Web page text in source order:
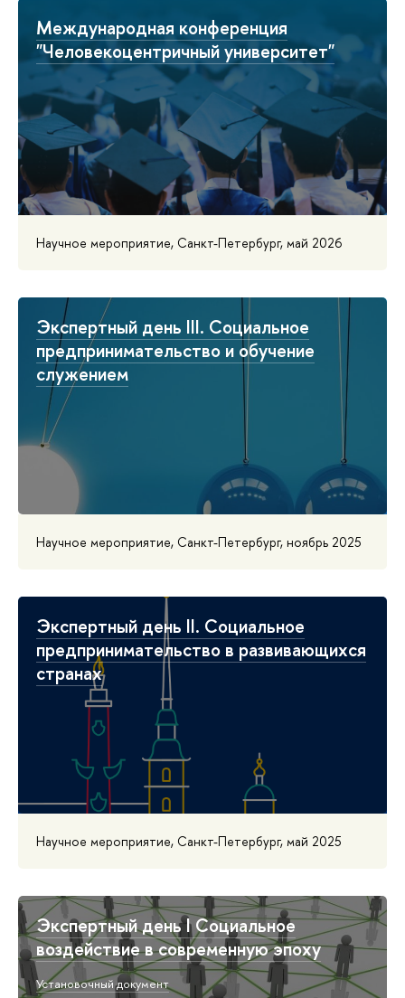
Международная конференция
"Человекоцентричный университет"
Научное мероприятие, Санкт-Петербург, май 2026
Экспертный день III. Социальное
предпринимательство и обучение
служением
Научное мероприятие, Санкт-Петербург, ноябрь 2025
Экспертный день II. Социальное
предпринимательство в развивающихся
странах
Научное мероприятие, Санкт-Петербург, май 2025
Экспертный день I Социальное
воздействие в современную эпоху
Установочный документ